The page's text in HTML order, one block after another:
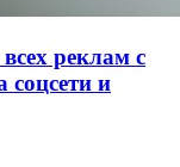
реклам с
и